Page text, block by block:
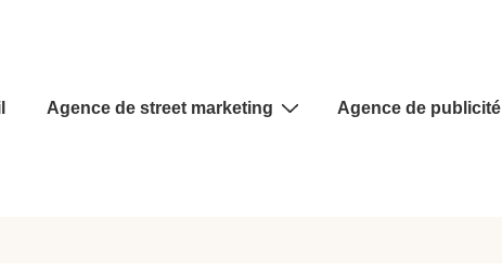
Agence de street marketing Agence de publicité